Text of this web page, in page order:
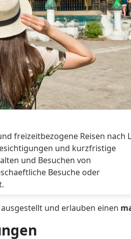
Federated States
Zealand
freizeitbezogene Reisen nach
und kurzfristige
und Besuchen von
Besuche oder
ausgestellt und erlauben einen